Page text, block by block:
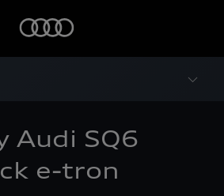
Audi SQ6
e-tron